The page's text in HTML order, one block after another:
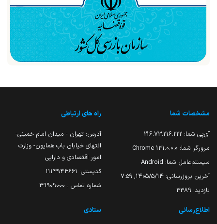
مشخصات شما
آی‌پی شما: 216.73.216.222
مرورگر شما: 131.0.0.0 Chrome
سیستم‌عامل شما: Android
آخرین بروزرسانی: ۱۴۰۵/۵/۱۴, ۷:۵۹
بازدید: 3389
راه های ارتباطی
آدرس: تهران - میدان امام خمینی-
انتهای خیابان باب همایون- وزارت
امور اقتصادی و دارایی
کدپستی: ۱۱۱۴۹۴۳۶۶۱
شماره تماس : 39909000
اطلاع‌رسانی ستادی